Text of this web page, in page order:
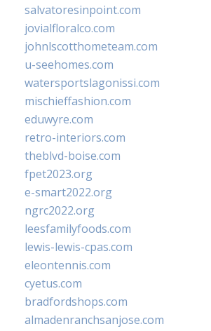
salvatoresinpoint.com
jovialfloralco.com
johnlscotthometeam.com
u-seehomes.com
watersportslagonissi.com
mischieffashion.com
eduwyre.com
retro-interiors.com
theblvd-boise.com
fpet2023.org
e-smart2022.org
ngrc2022.org
leesfamilyfoods.com
lewis-lewis-cpas.com
eleontennis.com
cyetus.com
bradfordshops.com
almadenranchsanjose.com